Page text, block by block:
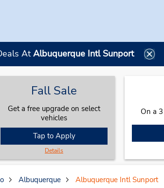
AtAlbuquerque Intl Sunport
Fall Sale
Get a free upgrade on select
vehicles
Tap to Apply
Details
On a
Albuquerque Albuquerque Intl Sunport